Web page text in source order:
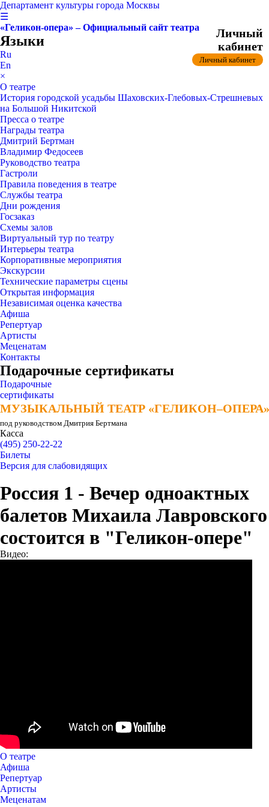
Департамент культуры города Москвы
☰
«Геликон-опера» – Официальный сайт театра
Языки
Ru
En
×
О театре
История городской усадьбы Шаховских-Глебовых-Стрешневых
на Большой Никитской
Пресса о театре
Награды театра
Дмитрий Бертман
Владимир Федосеев
Руководство театра
Гастроли
Правила поведения в театре
Службы театра
Дни рождения
Госзаказ
Схемы залов
Виртуальный тур по театру
Интерьеры театра
Корпоративные мероприятия
Экскурсии
Технические параметры сцены
Открытая информация
Независимая оценка качества
Афиша
Репертуар
Артисты
Меценатам
Контакты
Подарочные сертификаты
Подарочные
сертификаты
МУЗЫКАЛЬНЫЙ ТЕАТР «ГЕЛИКОН–ОПЕРА»
МУЗЫКАЛЬНЫЙ ТЕАТР «ГЕЛИКОН–ОПЕРА»
под руководством Дмитрия Бертмана
Касса
(495) 250-22-22
Личный
кабинет
Личный кабинет
Билеты
Версия для слабовидящих
Россия 1 - Вечер одноактных
балетов Михаила Лавровского
состоится в "Геликон-опере"
Видео:
О театре
Афиша
Репертуар
Артисты
Меценатам